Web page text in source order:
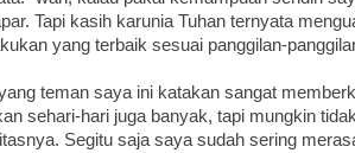
Tapi kasih karunia Tuhan ternyata
yang terbaik sesuai panggilan-
teman saya ini katakan sangat
sehari-hari juga banyak, tapi mungkin
Segitu saja saya sudah sering